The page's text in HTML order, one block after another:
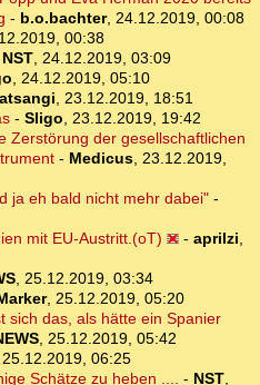
- b.o.bachter, 24.12.2019, 00:08
00:38
NST, 24.12.2019, 03:09
24.12.2019, 05:10
23.12.2019, 18:51
- Sligo
23.12.2019, 19:42
Zerstörung der gesellschaftlichen
- Medicus 23.12.2019,
ja eh bald nicht mehr dabei"-
mit EU-Austritt.(oT)
- aprilzi
, 25.12.2019, 03:34
, 25.12.2019, 05:20
sich das, als hätte ein Spanier
25.12.2019, 05:42
25.12.2019, 06:25
Schätze zu heben ....
- NST,